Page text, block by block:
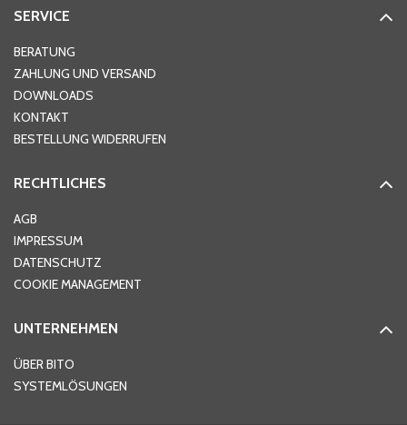
Hausnummer
Ort*
Telefon
SERVICE
BERATUNG
ZAHLUNG UND VERSAND
DOWNLOADS
KONTAKT
BESTELLUNG WIDERRUFEN
RECHTLICHES
AGB
IMPRESSUM
DATENSCHUTZ
COOKIE MANAGEMENT
UNTERNEHMEN
ÜBER BITO
SYSTEMLÖSUNGEN